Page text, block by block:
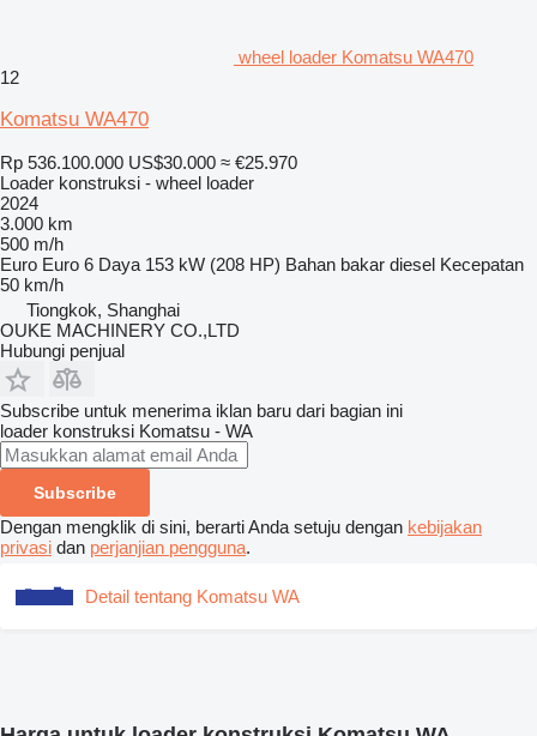
wheel loader Komatsu WA470
12
Komatsu WA470
Rp 536.100.000 US$30.000 ≈ €25.970
Loader konstruksi - wheel loader
2024
3.000 km
500 m/h
Euro Euro 6 Daya 153 kW (208 HP) Bahan bakar diesel Kecepatan
50 km/h
Tiongkok, Shanghai
OUKE MACHINERY CO.,LTD
Hubungi penjual
Subscribe untuk menerima iklan baru dari bagian ini
loader konstruksi Komatsu - WA
Subscribe
Dengan mengklik di sini, berarti Anda setuju dengan kebijakan
privasi dan perjanjian pengguna.
Detail tentang Komatsu WA